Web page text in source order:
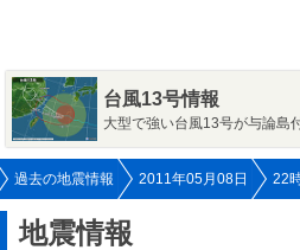
台風13号情報
大型で強い台風13号が与論島
過去の地震情報 2011年05月08日 22
地震情報